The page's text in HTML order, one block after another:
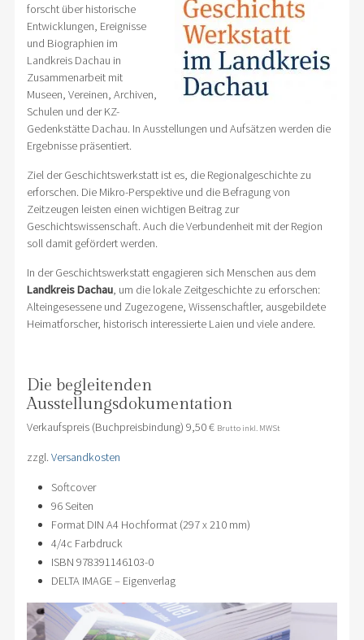
forscht über historische
Entwicklungen, Ereignisse
und Biographien im
Landkreis Dachau in
Zusammenarbeit mit
Museen, Vereinen, Archiven,
Schulen und der KZ-
Gedenkstätte Dachau. In Ausstellungen und Aufsätzen werden die
Ergebnisse präsentiert.
Ziel der Geschichtswerkstatt ist es, die Regionalgeschichte zu
erforschen. Die Mikro-Perspektive und die Befragung von
Zeitzeugen leisten einen wichtigen Beitrag zur
Geschichtswissenschaft. Auch die Verbundenheit mit der Region
soll damit gefördert werden.
In der Geschichtswerkstatt engagieren sich Menschen aus dem
Landkreis Dachau, um die lokale Zeitgeschichte zu erforschen:
Alteingesessene und Zugezogene, Wissenschaftler, ausgebildete
Heimatforscher, historisch interessierte Laien und viele andere.
Die begleitenden
Ausstellungsdokumentation
Verkaufspreis (Buchpreisbindung) 9,50€ Brutto inkl. MWSt
zzgl. Versandkosten
Softcover
96 Seiten
Format DIN A4 Hochformat (297 x 210 mm)
4/4c Farbdruck
ISBN 978391146103-0
DELTA IMAGE – Eigenverlag